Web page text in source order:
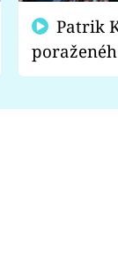
fanoušci